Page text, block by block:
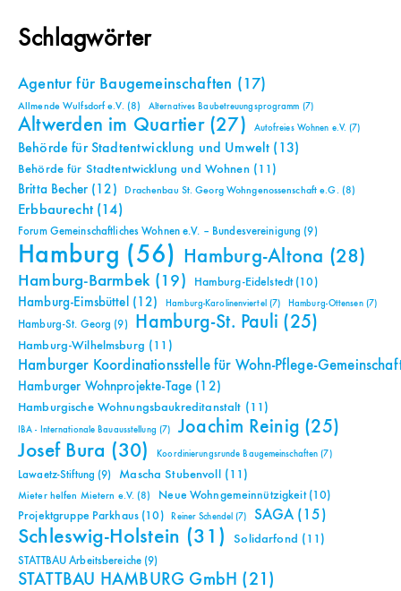
Schlagwörter
Agentur für Baugemeinschaften (17)
Allmende Wulfsdorf e.V. (8) Alternatives Baubetreuungsprogramm (7)
Altwerden im Quartier(27) Autofreies Wohnen e.V. (7)
Behörde für Stadtentwicklung und Umwelt (13)
Behörde für Stadtentwicklung und Wohnen(11)
Britta Becher(12) Drachenbau St. Georg Wohngenossenschaft e.G. (8)
Erbbaurecht(14)
Forum Gemeinschaftliches Wohnen e.V. – Bundesvereinigung (9)
Hamburg (56) Hamburg-Altona (28)
Hamburg-Barmbek(19) Hamburg-Eidelstedt(10)
Hamburg-Eimsbüttel (12) Hamburg-Karolinenviertel (7) Hamburg-Ottensen(7)
Hamburg-St. Georg (9) Hamburg-St. Pauli (25)
Hamburg-Wilhelmsburg (11)
Hamburger Koordinationsstelle für Wohn-Pflege-
Hamburger Wohnprojekte-Tage (12)
Hamburgische Wohnungsbaukreditanstalt (11)
IBA - Internationale Bauausstellung (7) Joachim Reinig (25)
Josef Bura (30) Koordinierungsrunde Baugemeinschaften (7)
Lawaetz-Stiftung (9) Mascha Stubenvoll (11)
Mieter helfen Mietern e.V. (8) Neue Wohngemeinnützigkeit(10)
Projektgruppe Parkhaus (10) Reiner Schendel (7) SAGA(15)
Schleswig-Holstein (31) Solidarfond (11)
STATTBAU Arbeitsbereiche (9)
STATTBAU HAMBURG GmbH (21)